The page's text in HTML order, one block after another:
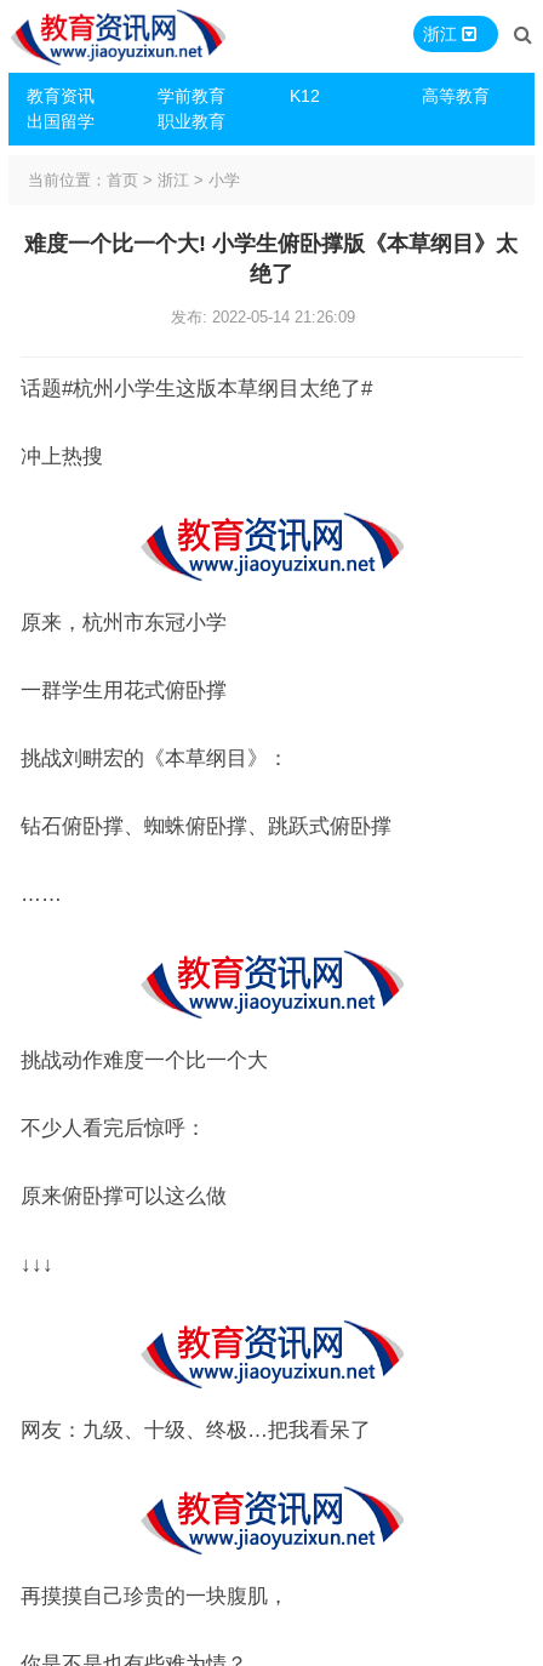
教育资讯 学前教育 K12
高等教育
出国留学
职业教育
浙江
当前位置： 首页> 浙江 > 小学
难度一个比一个大! 小学生俯卧撑版《本草纲目》太
绝了
发布: 2022-05-14 21:26:09
话题#杭州小学生这版本草纲目太绝了#
冲上热搜
原来，杭州市东冠小学
一群学生用花式俯卧撑
挑战刘畊宏的《本草纲目》：
钻石俯卧撑、蜘蛛俯卧撑、跳跃式俯卧撑
……
挑战动作难度一个比一个大
不少人看完后惊呼：
原来俯卧撑可以这么做
↓↓↓
网友：九级、十级、终极…把我看呆了
再摸摸自己珍贵的一块腹肌，